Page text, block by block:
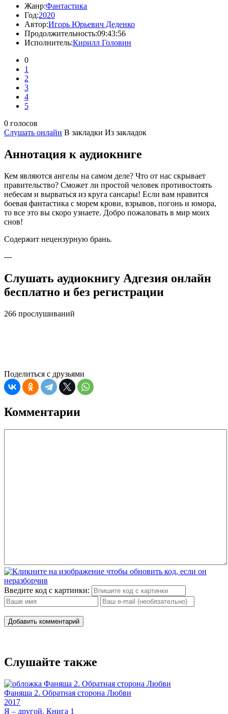
Жанр:Фантастика
Год:2020
Автор:Игорь Юрьевич Деденко
Продолжительность:09:43:56
Исполнитель:Кирилл Головин
0
1
2
3
4
5
0 голосов
Слушать онлайн В закладки Из закладок
Аннотация к аудиокниге
Кем являются ангелы на самом деле? Что от нас скрывает
правительство? Сможет ли простой человек противостоять
небесам и вырваться из круга сансары! Если вам нравится
боевая фантастика с морем крови, взрывов, погонь и юмора,
то все это вы скоро узнаете. Добро пожаловать в мир моих
снов!
Содержит нецензурную брань.
---
Слушать аудиокнигу Адгезия онлайн
бесплатно и без регистрации
266 прослушиваний
Поделиться с друзьями
Комментарии
Введите код с картинки:
Добавить комментарий
Слушайте также
Фаняша 2. Обратная сторона Любви
2017
Я – другой. Книга 1